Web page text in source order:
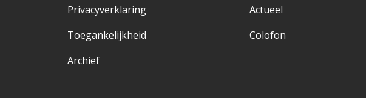
Privacyverklaring
Toegankelijkheid
Archief
Actueel
Colofon